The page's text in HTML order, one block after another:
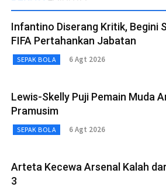
Infantino Diserang Kritik, Begini
FIFA Pertahankan Jabatan
SEPAK BOLA 6 Agt 2026
Lewis-Skelly Puji Pemain Muda
Pramusim
SEPAK BOLA 6 Agt 2026
Arteta Kecewa Arsenal Kalah
3